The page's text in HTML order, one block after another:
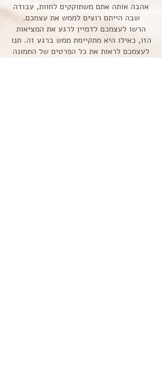
אהבה אותה אתם משתוקקים לחוות, עבודה
שבה הייתם רוצים לממש את עצמכם.
הרשו לעצמכם לדמיין לרגע את המציאות
הזו, כאילו היא מתקיימת ממש ברגע זה. תנו
לעצמכם לראות את כל הפרטים של התמונה